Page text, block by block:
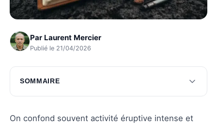
Par Laurent Mercier
Publié le 21/04/2026
SOMMAIRE
Les mystères des éruptions fréquentes
Exploration des zones à haut risque
On confond souvent activité éruptive intense et